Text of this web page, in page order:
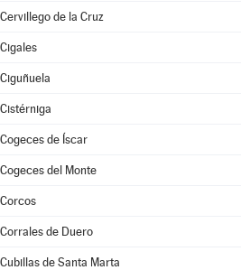
Cervillego de la Cruz
Cigales
Ciguñuela
Cistérniga
Cogeces de Íscar
Cogeces del Monte
Corcos
Corrales de Duero
Cubillas de Santa Marta